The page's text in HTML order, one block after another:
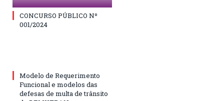
CONCURSO PÚBLICO Nº
001/2024
Modelo de Requerimento
Funcional e modelos das
defesas de multa de trânsito